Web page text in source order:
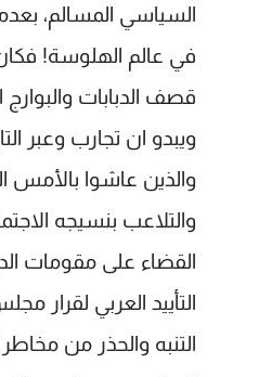
السياسي المسالم،
في عالم الهلوسة! فكان
قصف الدبابات والبوارج
ويبدو ان تجارب وعبر
والذين عاشوا بالأمس
والتلاعب بنسيجه
القضاء على مقومات
التأييد العربي لقرار